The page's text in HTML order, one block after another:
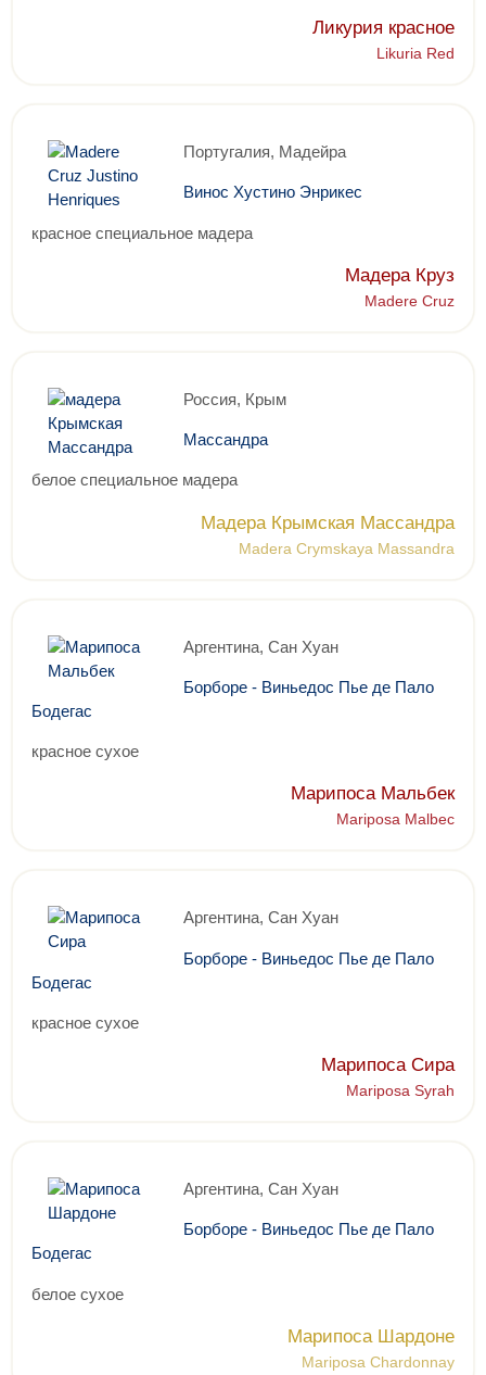
Ликурия красное
Likuria Red
Португалия, Мадейра
Винос Хустино Энрикес
красное специальное мадера
Мадера Круз
Madere Cruz
Россия, Крым
Массандра
белое специальное мадера
Мадера Крымская Массандра
Madera Crymskaya Massandra
Аргентина, Сан Хуан
Борборе - Виньедос Пье де Пало
Бодегас
красное сухое
Марипоса Мальбек
Mariposa Malbec
Аргентина, Сан Хуан
Борборе - Виньедос Пье де Пало
Бодегас
красное сухое
Марипоса Сира
Mariposa Syrah
Аргентина, Сан Хуан
Борборе - Виньедос Пье де Пало
Бодегас
белое сухое
Марипоса Шардоне
Mariposa Chardonnay